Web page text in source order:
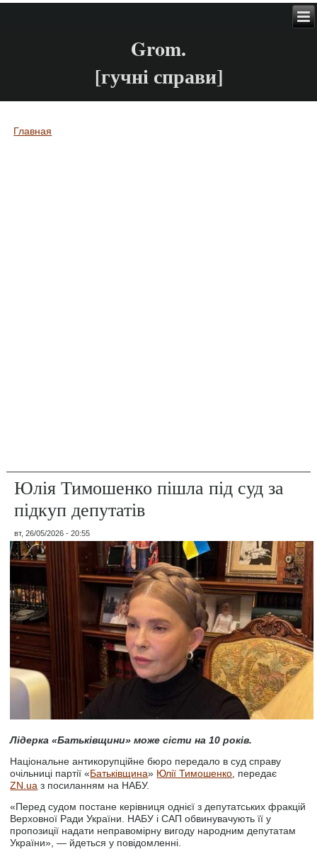
Grom.
[гучні справи]
Вы здесь
Главная
Юлія Тимошенко пішла під суд за
підкуп депутатів
вт, 26/05/2026 - 20:55
Лідерка «Батьківщини» може сісти на 10 років.
Національне антикорупційне бюро передало в суд справу
очільниці партії «Батьківщина» Юлії Тимошенко , передає
ZN.ua з посиланням на НАБУ.
«Перед судом постане керівниця однієї з депутатських фракцій
Верховної Ради України. НАБУ і САП обвинувачують її у
пропозиції надати неправомірну вигоду народним депутатам
України», — йдеться у повідомленні.